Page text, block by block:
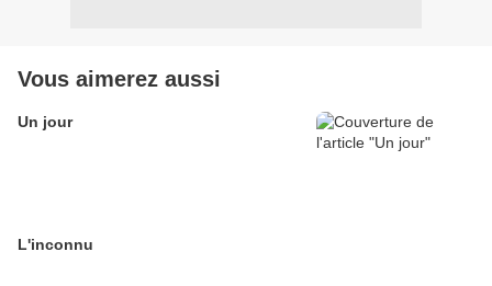
Vous aimerez aussi
Un jour
L'inconnu